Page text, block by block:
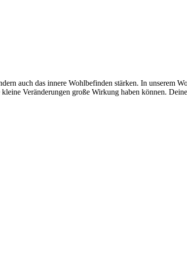
auch das innere Wohlbefinden stärken. In unserem
Veränderungen große Wirkung haben können.